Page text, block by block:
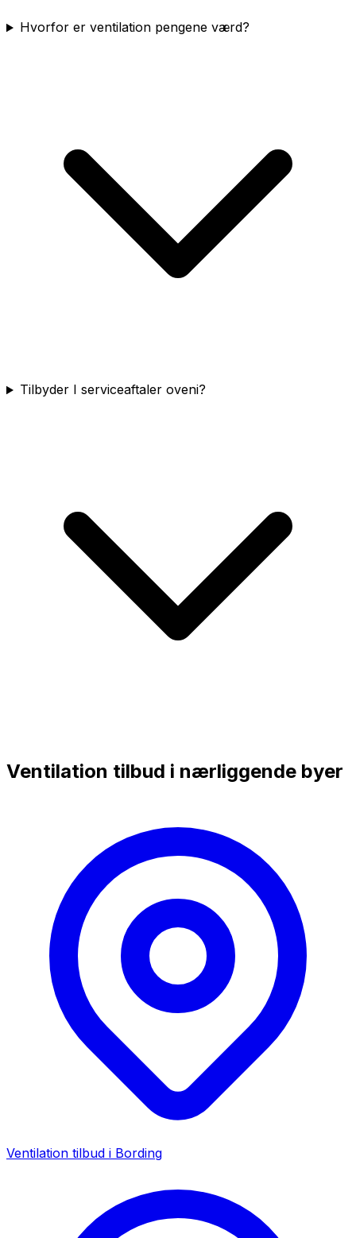
Hvorfor er ventilation pengene værd?
Tilbyder I serviceaftaler oveni?
Ventilation tilbud i nærliggende byer
Ventilation tilbud i Bording